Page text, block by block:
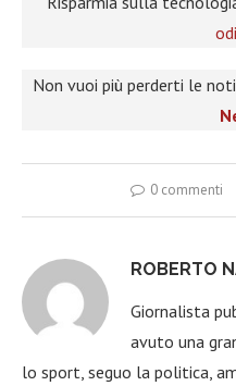
Non vuoi più perderti le
0 commenti
ROBERTO
Giornalista
avuto una
lo sport, seguo la politica,